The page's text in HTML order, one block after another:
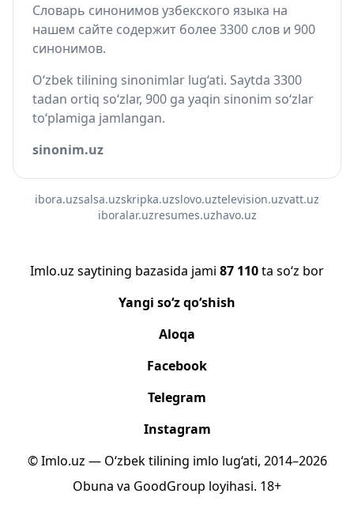
Словарь синонимов узбекского языка на
нашем сайте содержит более 3300 слов и 900
синонимов.
O‘zbek tilining sinonimlar lug‘ati. Saytda 3300
tadan ortiq so‘zlar, 900 ga yaqin sinonim so‘zlar
to‘plamiga jamlangan.
sinonim.uz
ibora.uzsalsa.uzskripka.uzslovo.uztelevision.uzvatt.uz
iboralar.uzresumes.uzhavo.uz
Imlo.uz saytining bazasida jami 87 110ta so‘z bor
Yangi so‘z qo‘shish
Aloqa
Facebook
Telegram
Instagram
© Imlo.uz — O‘zbek tilining imlo lug‘ati, 2014–2026
Obuna va GoodGroup loyihasi. 18+